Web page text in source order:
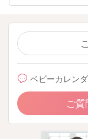
ベビーカレン
ご質